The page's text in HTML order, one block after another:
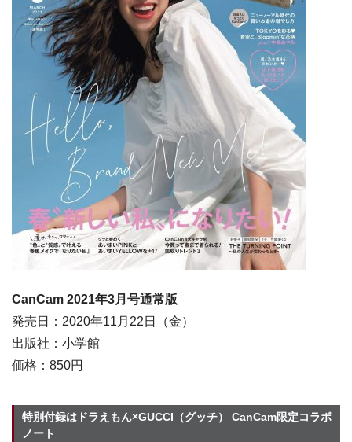
CanCam 2021年3月号通常版
発売日：2020年11月22日（金）
出版社：小学館
価格：850円
特別付録はドラえもん×GUCCI（グッチ） CanCam限定コラボ
ノート